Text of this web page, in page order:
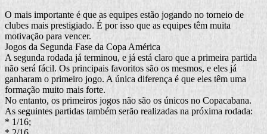
O mais importante é que as equipes estão jogando no torneio de
clubes mais prestigiado. É por isso que as equipes têm muita
motivação para vencer.
Jogos da Segunda Fase da Copa América
A segunda rodada já terminou, e já está claro que a primeira partida
não será fácil. Os principais favoritos são os mesmos, e eles já
ganharam o primeiro jogo. A única diferença é que eles têm uma
formação muito mais forte.
No entanto, os primeiros jogos não são os únicos no Copacabana.
As seguintes partidas também serão realizadas na próxima rodada:
* 1/16;